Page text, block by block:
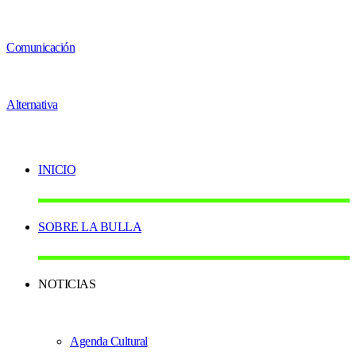
INICIO
SOBRE LA BULLA
NOTICIAS
Agenda Cultural